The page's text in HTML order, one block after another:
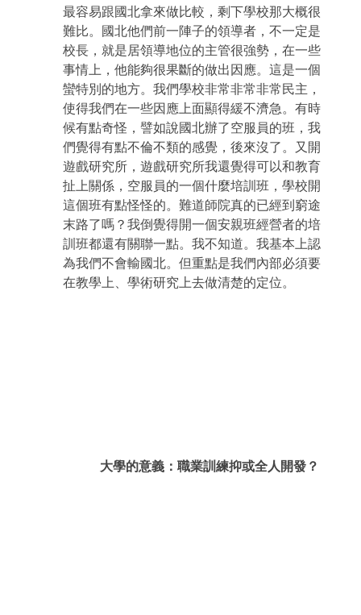
最容易跟國北拿來做比較，剩下學校那大概很
難比。國北他們前一陣子的領導者，不一定是
校長，就是居領導地位的主管很強勢，在一些
事情上，他能夠很果斷的做出因應。這是一個
蠻特別的地方。我們學校非常非常非常民主，
使得我們在一些因應上面顯得緩不濟急。有時
候有點奇怪，譬如說國北辦了空服員的班，我
們覺得有點不倫不類的感覺，後來沒了。又開
遊戲研究所，遊戲研究所我還覺得可以和教育
扯上關係，空服員的一個什麼培訓班，學校開
這個班有點怪怪的。難道師院真的已經到窮途
末路了嗎？我倒覺得開一個安親班經營者的培
訓班都還有關聯一點。我不知道。我基本上認
為我們不會輸國北。但重點是我們內部必須要
在教學上、學術研究上去做清楚的定位。
大學的意義：職業訓練抑或全人開發？